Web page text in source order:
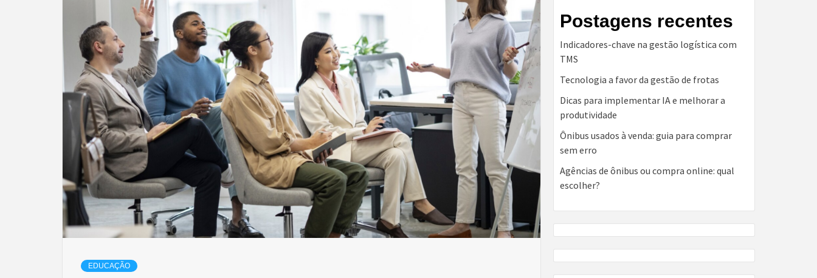
EDUCAÇÃO
Postagens recentes
Indicadores-chave na gestão logística com
TMS
Tecnologia a favor da gestão de frotas
Dicas para implementar IA e melhorar a
produtividade
Ônibus usados à venda: guia para comprar
sem erro
Agências de ônibus ou compra online: qual
escolher?